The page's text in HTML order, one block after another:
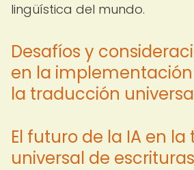
lingüística del mundo.
Desafíos y
en la implementación
la traducción
El futuro de la IA en
universal de escrituras